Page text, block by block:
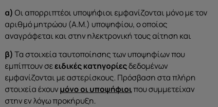
α) Οι απορριπτέοι υποψήφιοι εμφανίζονται μόνο με τον
αριθμό μητρώου (Α.Μ.) υποψηφίου, ο οποίος
αναγράφεται και στην ηλεκτρονική τους αίτηση και
β) Τα στοιχεία ταυτοποίησης των υποψηφίων που
εμπίπτουν σεειδικές κατηγορίεςδεδομένων
εμφανίζονται με αστερίσκους. Πρόσβαση στα πλήρη
στοιχεία έχουνμόνο οι υποψήφιοιπου συμμετείχαν
στην εν λόγω προκήρυξη.